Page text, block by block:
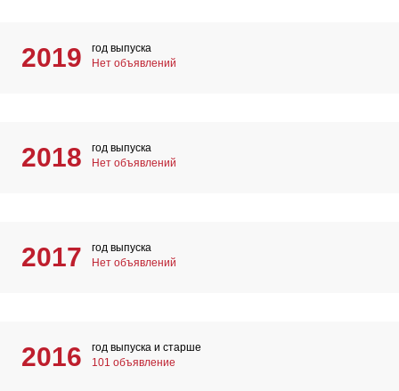
2019
год выпуска
Нет объявлений
2018
год выпуска
Нет объявлений
2017
год выпуска
Нет объявлений
2016
год выпуска и старше
101 объявление